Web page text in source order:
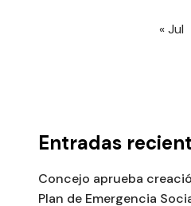
« Jul
Entradas
Concejo aprueba
Plan de Emergencia